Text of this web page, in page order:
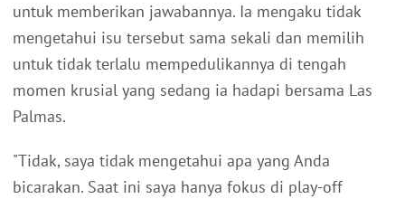
untuk memberikan jawabannya. Ia mengaku tidak
mengetahui isu tersebut sama sekali dan memilih
untuk tidak terlalu mempedulikannya di tengah
momen krusial yang sedang ia hadapi bersama Las
Palmas.
"Tidak, saya tidak mengetahui apa yang Anda
bicarakan. Saat ini saya hanya fokus di play-off